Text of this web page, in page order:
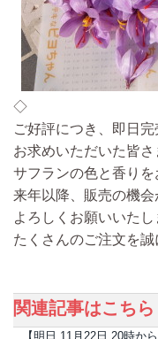
◇
ご好評につき、即日完
お求めいただいた皆さ
サフランの色と香りを
来年以降、販売の機会
よろしくお願いいたし
たくさんのご注文を誠
関連記事はこちら
【明日 11月22日 20時か